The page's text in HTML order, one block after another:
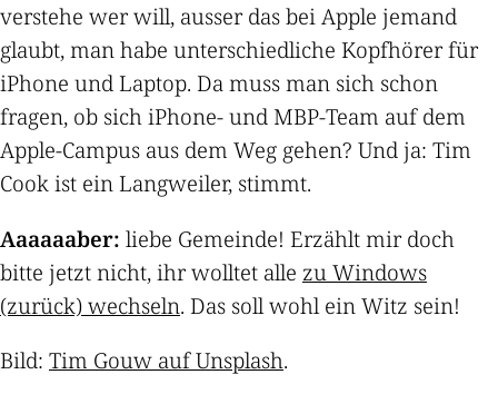
verstehe wer will, ausser das bei Apple jemand
glaubt, man habe unterschiedliche Kopfhörer für
iPhone und Laptop. Da muss man sich schon
fragen, ob sich iPhone- und MBP-Team auf dem
Apple-Campus aus dem Weg gehen? Und ja: Tim
Cook ist ein Langweiler, stimmt.
Aaaaaaber: liebe Gemeinde! Erzählt mir doch
bitte jetzt nicht, ihr wolltet alle zu Windows
(zurück) wechseln. Das soll wohl ein Witz sein!
Bild: Tim Gouw auf Unsplash.